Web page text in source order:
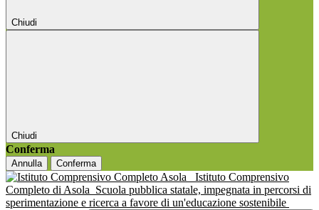
Chiudi
Chiudi
Conferma
Annulla Conferma
Istituto Comprensivo
Completo di Asola Scuola pubblica statale, impegnata in percorsi di
sperimentazione e ricerca a favore di un'educazione sostenibile